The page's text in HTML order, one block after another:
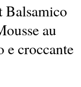
Balsamico
au
e croccante